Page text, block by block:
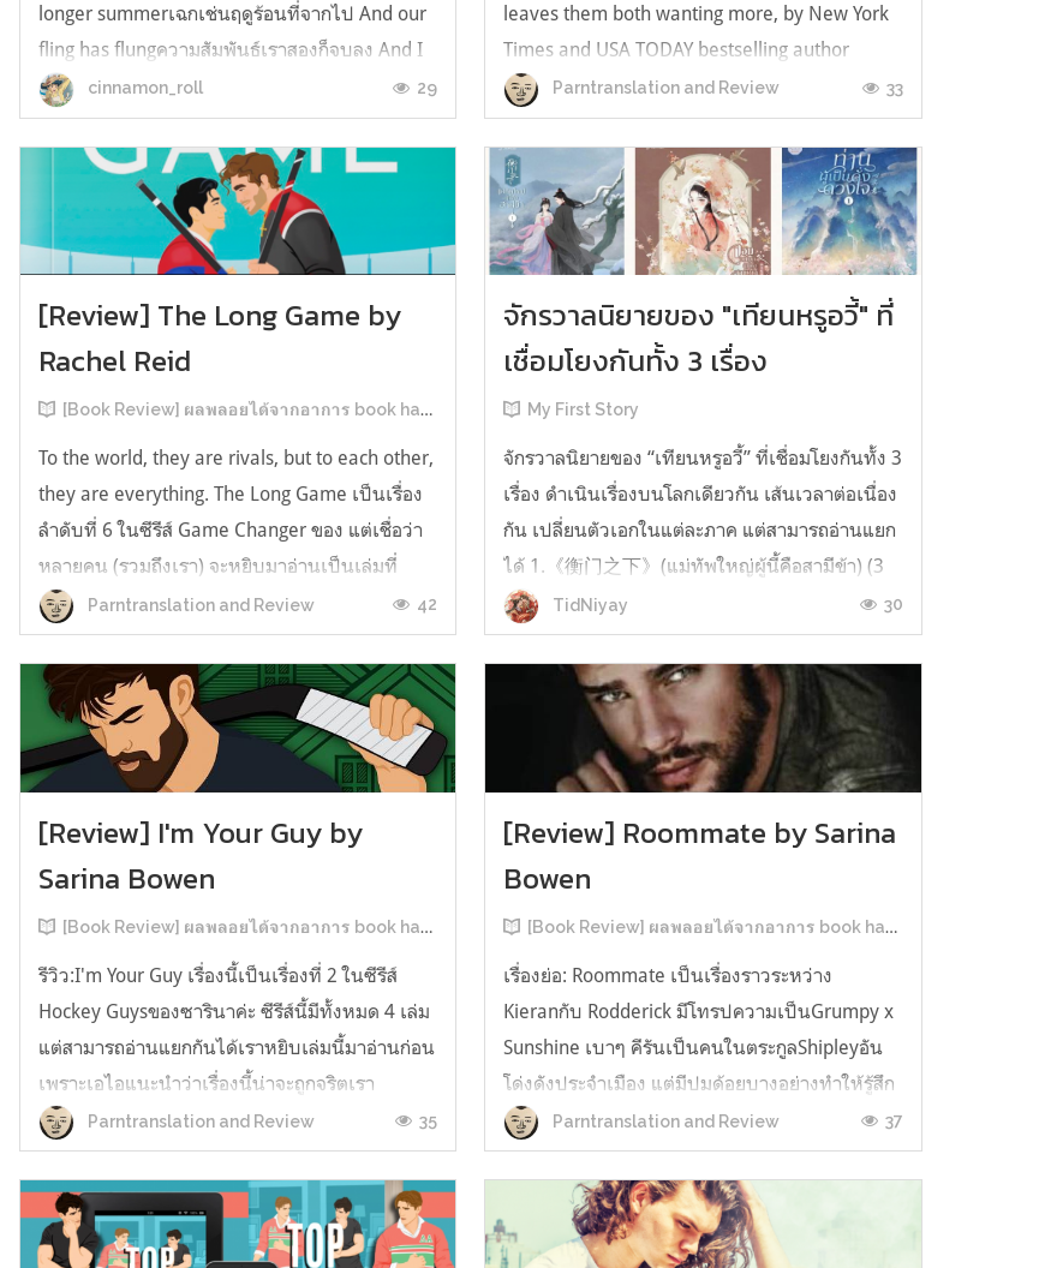
longer summerเฉกเช่นฤดูร้อนที่จากไป And our
fling has flungความสัมพันธ์เราสองก็จบลง And I
still spin your recordsแต่ฉันยังเล่นเพลงโปรดของ
คุณบนแผ่นเสียงไวนิล And You still feel like
homeในใจฉัน ตัวตนคุณก็ยังอบอ...
cinnamon_roll 29
leaves them both wanting more, by New York
Times and USA TODAY bestselling author
Rachel Reid. เป็นเรื่องลำดับที่ 4ในซีรีส์ Game
Changer และเป็นเล่มที่ 4 ที่เราหยิบมาอ่าน ใน
ที่สุดลำดับเรื่องกับลำดับที่หยิบอ่านก็ตรงกั...
Parntranslation and Review 33
[Review] The Long Game by
Rachel Reid
[Book Review] ผลพลอยได้จากอาการ book hangover หลังอ่านสารพัน MM Romance
To the world, they are rivals, but to each other,
they are everything. The Long Game เป็นเรื่อง
ลำดับที่ 6 ในซีรีส์ Game Changer ของ แต่เชื่อว่า
หลายคน (รวมถึงเรา) จะหยิบมาอ่านเป็นเล่มที่
2หลังจากอ่าน Heated Rivalry มา555 เรื่องย่อ:
The Long Game เล่ม Long Game นี่จะเป็น
ประมาณ2 ปีหลังจาก HR จะดำเนินเ...
Parntranslation and Review 42
จักรวาลนิยายของ "เทียนหรูอวี้" ที่
เชื่อมโยงกันทั้ง 3 เรื่อง
My First Story
จักรวาลนิยายของ “เทียนหรูอวี้” ที่เชื่อมโยงกันทั้ง 3
เรื่อง ดำเนินเรื่องบนโลกเดียวกัน เส้นเวลาต่อเนื่อง
กัน เปลี่ยนตัวเอกในแต่ละภาค แต่สามารถอ่านแยก
ได้ 1.《衡门之下》(แม่ทัพใหญ่ผู้นี้คือสามีข้า) (3
เล่มจบ) เป็นเรื่องที่เกิดก่อน เล่าเรื่องของ ฝูถิง กับ
หลี่ชีฉือ ที่ต้องแต่งงานกันก่อนจะใช้ชีวิตห่างไกล
TidNiyay 30
[Review] I'm Your Guy by
Sarina Bowen
[Book Review] ผลพลอยได้จากอาการ book hangover หลังอ่านสารพัน MM Romance
รีวิว:I'm Your Guy เรื่องนี้เป็นเรื่องที่ 2 ในซีรีส์
Hockey Guysของซารินาค่ะ ซีรีส์นี้มีทั้งหมด 4 เล่ม
แต่สามารถอ่านแยกกันได้เราหยิบเล่มนี้มาอ่านก่อน
เพราะเอไอแนะนำว่าเรื่องนี้น่าจะถูกจริตเรา
มากกว่า555 เรื่องนี้เป็นเรื่องราวของ TOMMASO
นักกีฬาฮอกกี้ NHL กับ Carter มัณฑนากรมือฉมัง
ทอมมาโซเพิ่งโดนเทร...
Parntranslation and Review 35
[Review] Roommate by Sarina
Bowen
[Book Review] ผลพลอยได้จากอาการ book hangover หลังอ่านสารพัน MM Romance
เรื่องย่อ: Roommate เป็นเรื่องราวระหว่าง
Kieranกับ Rodderick มีโทรปความเป็นGrumpy x
Sunshine เบาๆ คีรันเป็นคนในตระกูลShipleyอัน
โด่งดังประจำเมือง แต่มีปมด้อยบางอย่างทำให้รู้สึก
ว่าพ่อรักพี่ชายมากกว่าตัวเองเสมอ จึงดิ้นรนอยาก
ออกมาอยู่คนเดียวเพื่อให้หลุดจากอิทธิพลของที่
บ้าน และไล่ตามความฝันการเป็นกราฟฟิ...
Parntranslation and Review 37